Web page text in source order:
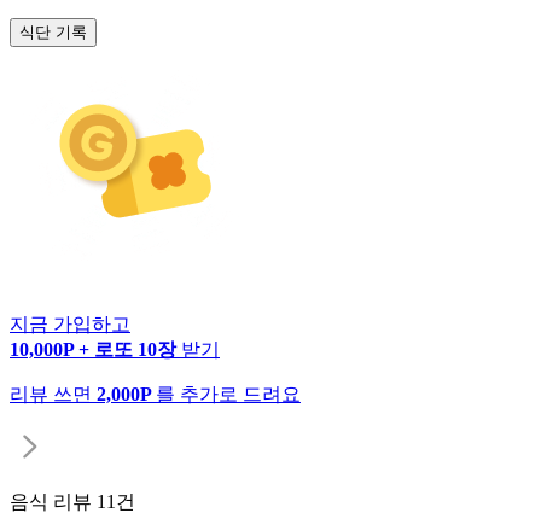
식단 기록
지금 가입하고
10,000P + 로또 10장 받기
리뷰 쓰면 2,000P 를 추가로 드려요
음식 리뷰 11 건